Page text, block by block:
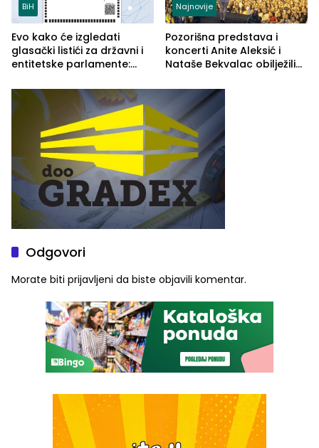
BiH
Evo kako će izgledati
glasački listići za državni i
entitetske parlamente:
vidljive na njima
Najnovije
Pozorišna predstava i
koncerti Anite Aleksić i
Nataše Bekvalac obilježili
ljeta (FOTO)
Odgovori
Morate biti prijavljeni da biste objavili komentar.